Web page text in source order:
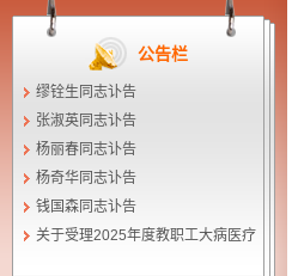
公告栏
缪铨生同志讣告
张淑英同志讣告
杨丽春同志讣告
杨奇华同志讣告
钱国森同志讣告
关于受理2025年度教职工大病医疗